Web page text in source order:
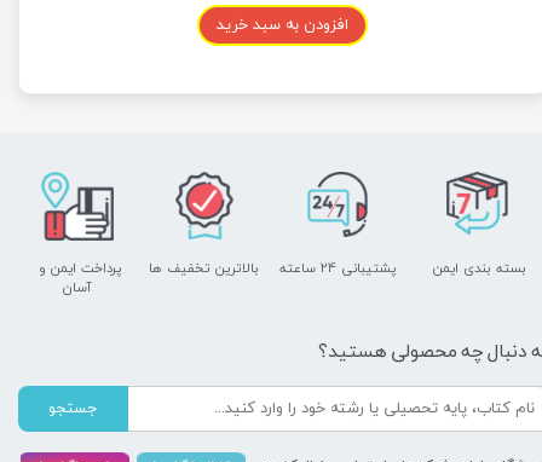
افزودن به سبد خرید
پشتیبانی ۲۴ ساعته
پرداخت ایمن و ​​​​​​​
آسان
بسته بندی ایمن بالاترین تخفیف ها
دنبال چه محصولی هستید؟
جستجو